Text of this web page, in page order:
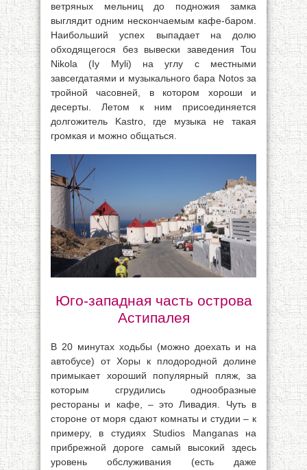
ветряных мельниц до подножия замка
выглядит одним нескончаемым кафе-баром.
Наибольший успех выпадает на долю
обходящегося без вывески заведения Tou
Nikola (Iy Myli) на углу с местными
завсегдатаями и музыкального бара Notos за
тройной часовней, в котором хороши и
десерты. Летом к ним присоединяется
долгожитель Kastro, где музыка не такая
громкая и можно общаться.
Юго-западная часть острова
Астипалея
В 20 минутах ходьбы (можно доехать и на
автобусе) от Хоры к плодородной долине
примыкает хороший популярный пляж, за
которым сгрудились однообразные
рестораны и кафе, – это Ливадия. Чуть в
стороне от моря сдают комнаты и студии – к
примеру, в студиях Studios Manganas на
прибрежной дороге самый высокий здесь
уровень обслуживания (есть даже